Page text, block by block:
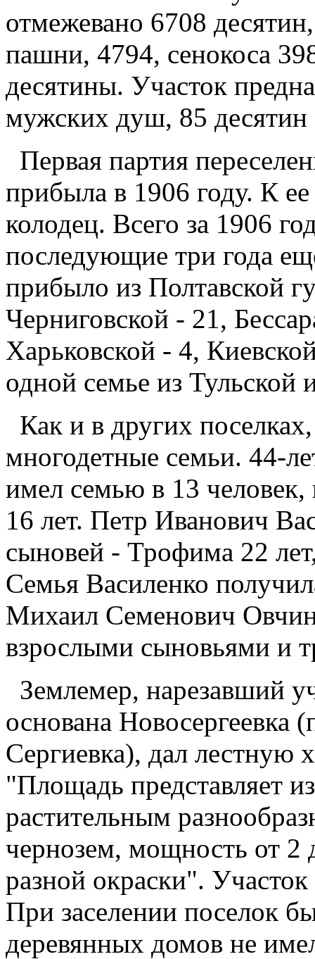
отмежевано 6708
пашни, 4794, сенокоса
десятины. Участок
мужских душ, 85 десятин
Первая партия
прибыла в 1906 году. К
колодец. Всего за 1906
последующие три года
прибыло из Полтавской
Черниговской - 21,
Харьковской - 4,
одной семье из Тульской
Как и в других
многодетные семьи. 44-
имел семью в 13
16 лет. Петр Иванович
сыновей - Трофима 22
Семья Василенко
Михаил Семенович
взрослыми сыновьями и
Землемер, нарезавший
основана Новосергеевка
Сергиевка), дал лестную
"Площадь представляет
растительным
чернозем, мощность от 2
разной окраски".
При заселении поселок
деревянных домов не